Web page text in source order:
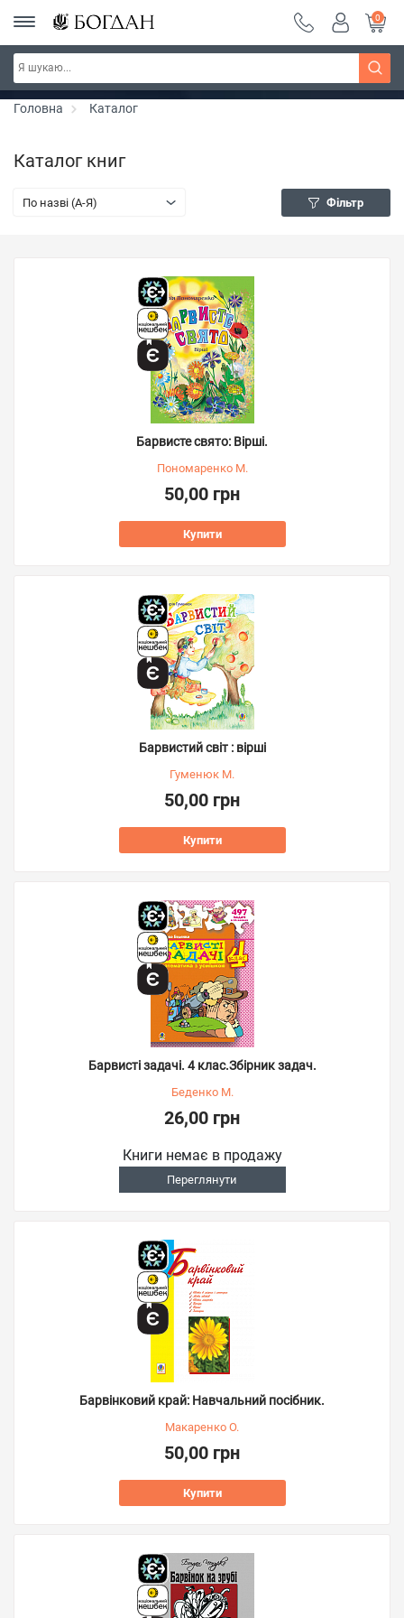
РОЗПРОДАЖ ~ 150 грн ~ 200 грн ~ 250 грн ~
300 грн ~ РОЗПРОДАЖ
Дізнатись більше
0
Головна Каталог
Каталог книг
По назві (A-Я) Фільтр
Барвисте свято: Вірші.
Пономаренко М.
50,00 грн
Купити
Барвистий світ : вірші
Гуменюк М.
50,00 грн
Купити
Барвисті задачі. 4 клас.Збірник задач.
Беденко М.
26,00 грн
Книги немає в продажу
Переглянути
Барвінковий край: Навчальний посібник.
Макаренко О.
50,00 грн
Купити